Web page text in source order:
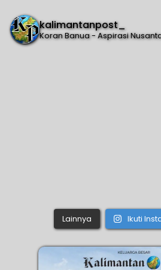
kalimantanpost_
Koran Banua - Aspirasi
Lainnya Ikuti